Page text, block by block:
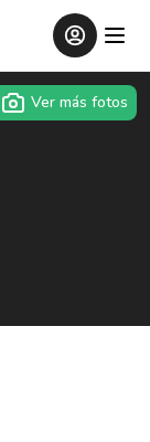
Ver más fotos